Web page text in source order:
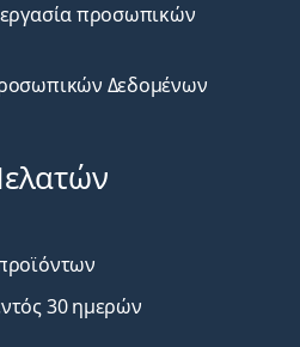
προσωπικών
Δεδομένων
30 ημερών